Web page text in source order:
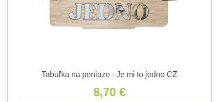
Tabuľka na peniaze - Je mi to jedno CZ
8,70 €